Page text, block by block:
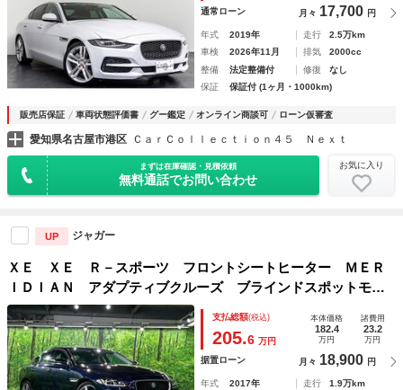
通常ローン 月々 17,700 円
年式 2019年 走行
2.5万km
車検
2026年11月 排気
2000cc
整備
法定整備付 修復
なし
保証
保証付 (1ヶ月・1000km)
販売店保証 車両状態評価書 グー鑑定 オンライン商談可 ローン仮審査
愛知県名古屋市港区 ＣａｒＣｏｌｌｅｃｔｉｏｎ４５ Ｎｅｘｔ
まずは在庫確認・見積依頼
無料通話でお問い合わせ
お気に入り
UP ジャガー
ＸＥ ＸＥ Ｒ－スポーツ フロントシートヒーター ＭＥＲ
ＩＤＩＡＮ アダプティブクルーズ ブラインドスポットモニ
ター パドルシフト サラウンドカメラ リアビューカメラ
フルセグＴＶ シートメモリ 純正１８インチアルミ 革シー
ト
支払総額(税込)
205.6 万円
本体価格
182.4
万円
諸費用
23.2
万円
据置ローン 月々 18,900 円
年式 2017年 走行
1.9万km